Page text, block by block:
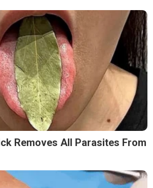
Removes All Parasites From